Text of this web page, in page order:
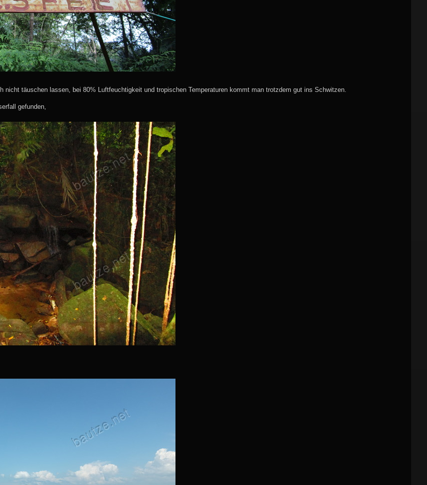
nicht täuschen lassen, bei 80% Luftfeuchtigkeit und tropischen Temperaturen kommt man trotzdem gut ins Schwitzen.
gefunden,